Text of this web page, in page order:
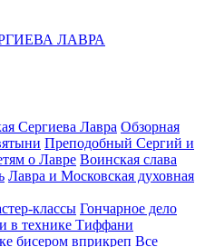
ЛАВРА
Сергиева Лавра Обзорная
Преподобный Сергий и
о Лавре Воинская слава
Лавра и Московская духовная
классы Гончарное дело
в технике Тиффани
бисером вприкреп Все